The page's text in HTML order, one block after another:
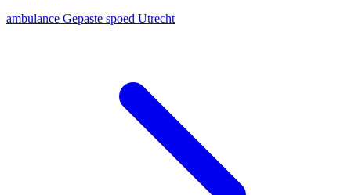
ambulance Gepaste spoed Utrecht